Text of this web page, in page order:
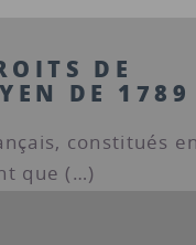
DE
DE 1789
constitués en
que (…)